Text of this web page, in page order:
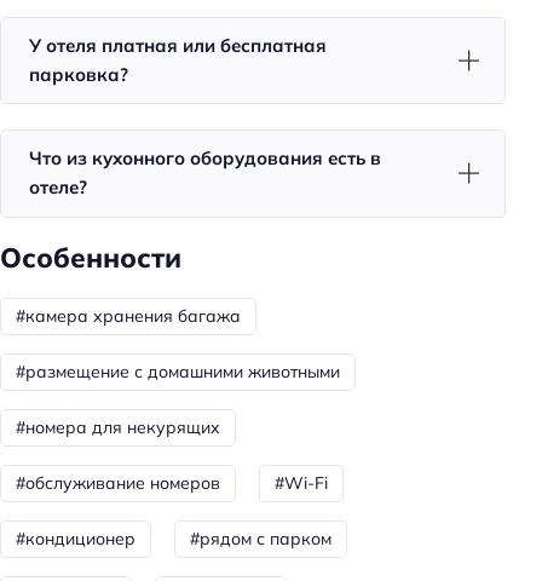
Удобства в номерах
Кухня/кухонный уголок в номере
Кондиционер в номере
Доставка еды в номер
Чай/кофе в номерах
Номера для некурящих
Вентилятор
Тапочки
Телевизор в номере
Красивый вид из окна
Холодильник
У отеля платная или бесплатная
парковка?
Что из кухонного оборудования есть в
отеле?
Особенности
#камера хранения багажа
#размещение с домашними животными
#номера для некурящих
#обслуживание номеров #Wi-Fi
#кондиционер #рядом с парком